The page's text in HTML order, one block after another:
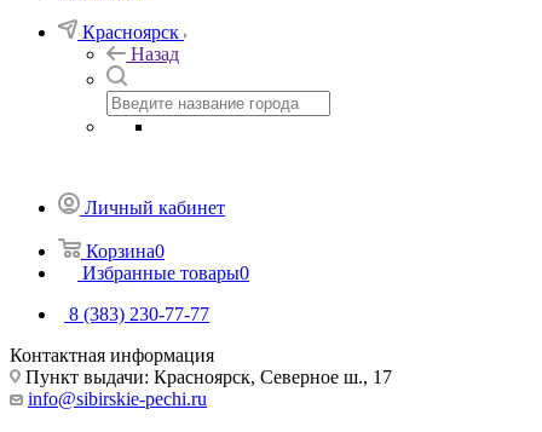
Красноярск
Назад
Личный кабинет
Корзина0
Избранные товары0
8 (383) 230-77-77
Контактная информация
Пункт выдачи: Красноярск, Северное ш., 17
info@sibirskie-pechi.ru